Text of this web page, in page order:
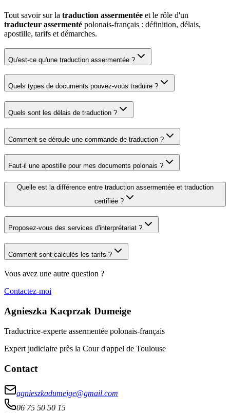
Tout savoir sur la traduction assermentée et le rôle d'un
traducteur assermenté polonais-français : définition, délais,
apostille, tarifs et démarches.
Qu'est-ce qu'une traduction assermentée ?
Quels types de documents pouvez-vous traduire ?
Quels sont les délais de traduction ?
Comment se déroule une commande de traduction ?
Faut-il une apostille pour mes documents polonais ?
Quelle est la différence entre traduction assermentée et traduction
certifiée ?
Proposez-vous des services d'interprétariat ?
Comment sont calculés les tarifs ?
Vous avez une autre question ?
Contactez-moi
Agnieszka Kacprzak Dumeige
Traductrice-experte assermentée polonais-français
Expert judiciaire près la Cour d'appel de Toulouse
Contact
agnieszkadumeige@gmail.com
06 75 50 50 15